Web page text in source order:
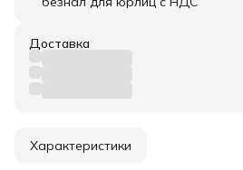
Доставка
Характеристики